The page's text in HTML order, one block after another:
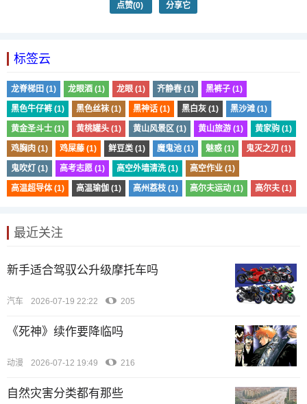
点赞(0) 分享它
标签云
龙脊梯田 (1) 龙眼酒 (1) 龙眼 (1) 齐静春 (1) 黑裤子 (1)
黑色牛仔裤 (1) 黑色丝袜 (1) 黑神话 (1) 黑白灰 (1) 黑沙滩 (1)
黄金圣斗士 (1) 黄桃罐头 (1) 黄山风景区 (1) 黄山旅游 (1) 黄家驹 (1)
鸡胸肉 (1) 鸡屎藤 (1) 鲜豆类 (1) 魔鬼池 (1) 魅惑 (1) 鬼灭之刃 (1)
鬼吹灯 (1) 高考志愿 (1) 高空外墙清洗 (1) 高空作业 (1)
高温超导体 (1) 高温瑜伽 (1) 高州荔枝 (1) 高尔夫运动 (1) 高尔夫 (1)
最近关注
新手适合驾驭公升级摩托车吗
汽车 2026-07-19 22:22 205
《死神》续作要降临吗
动漫 2026-07-12 19:49 216
自然灾害分类都有那些